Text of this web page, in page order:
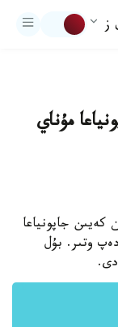
ز
مۇناي
كەيىن جاپونياعا
وتىر. بۇل